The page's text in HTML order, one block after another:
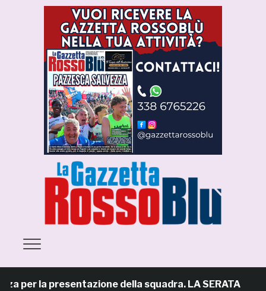
per la presentazione della squadra. LA SERATA